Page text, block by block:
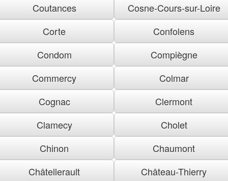
Coutances
Cosne-Cours-sur-Loire
Corte
Confolens
Condom
Compiègne
Commercy
Colmar
Cognac
Clermont
Clamecy
Cholet
Chinon
Chaumont
Châtellerault
Château-Thierry